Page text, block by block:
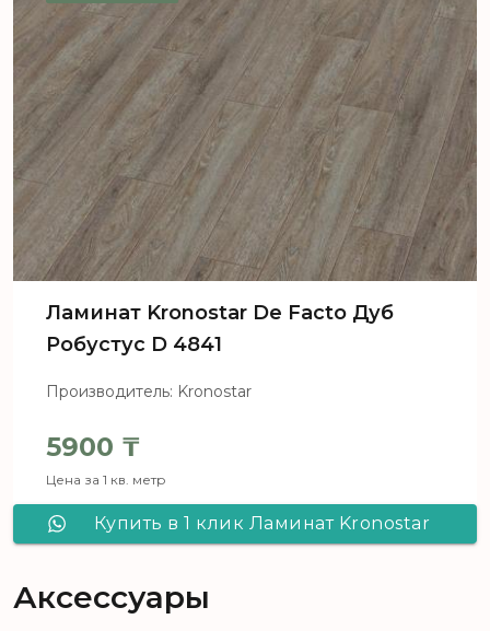
Ламинат Kronostar De Facto Дуб
Робустус D 4841
Производитель: Kronostar
5900 ₸
Цена за 1 кв. метр
Купить в 1 клик Ламинат Kronostar
Аксессуары